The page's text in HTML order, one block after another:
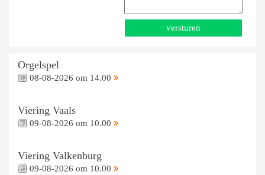
Orgelspel
08-08-2026 om 14.00
Viering Vaals
09-08-2026 om 10.00
Viering Valkenburg
09-08-2026 om 10.00